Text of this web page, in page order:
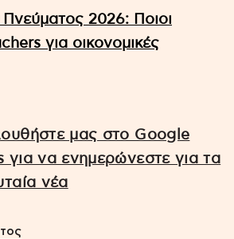
Πνεύματος 2026: Ποιοι
για οικονομικές
μας στο Google
για να ενημερώνεστε για τα
νέα